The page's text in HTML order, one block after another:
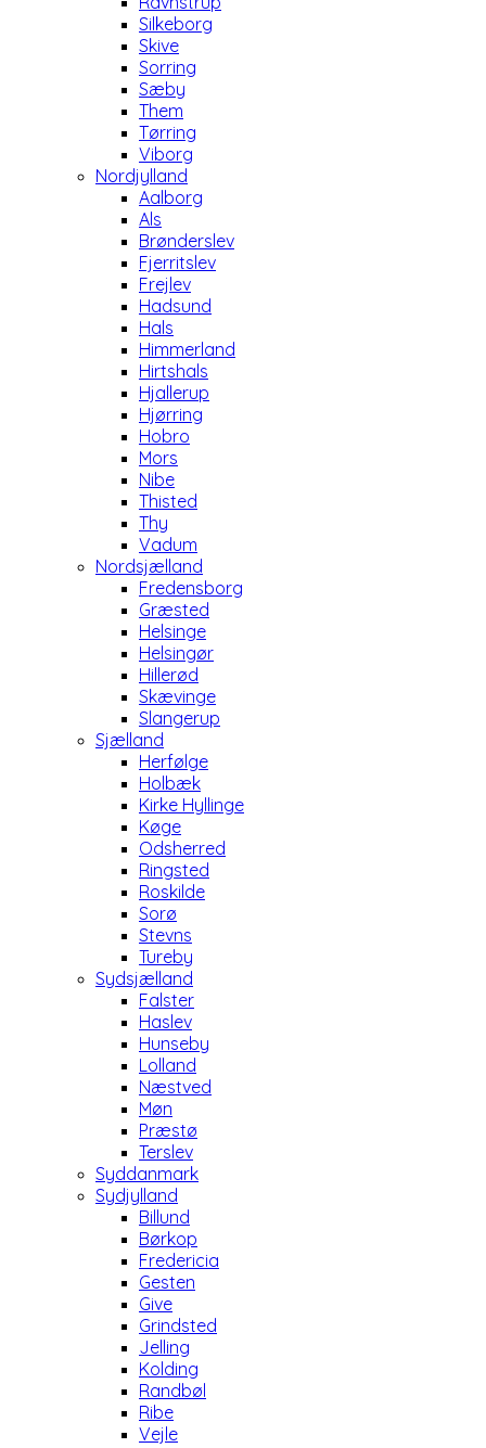
Silkeborg
Skive
Sorring
Sæby
Them
Tørring
Viborg
Nordjylland
Aalborg
Als
Brønderslev
Fjerritslev
Frejlev
Hadsund
Hals
Himmerland
Hirtshals
Hjallerup
Hjørring
Hobro
Mors
Nibe
Thisted
Thy
Vadum
Nordsjælland
Fredensborg
Græsted
Helsinge
Helsingør
Hillerød
Skævinge
Slangerup
Sjælland
Herfølge
Holbæk
Kirke Hyllinge
Køge
Odsherred
Ringsted
Roskilde
Sorø
Stevns
Tureby
Sydsjælland
Falster
Haslev
Hunseby
Lolland
Næstved
Møn
Præstø
Terslev
Syddanmark
Sydjylland
Billund
Børkop
Fredericia
Gesten
Give
Grindsted
Jelling
Kolding
Randbøl
Ribe
Vejle